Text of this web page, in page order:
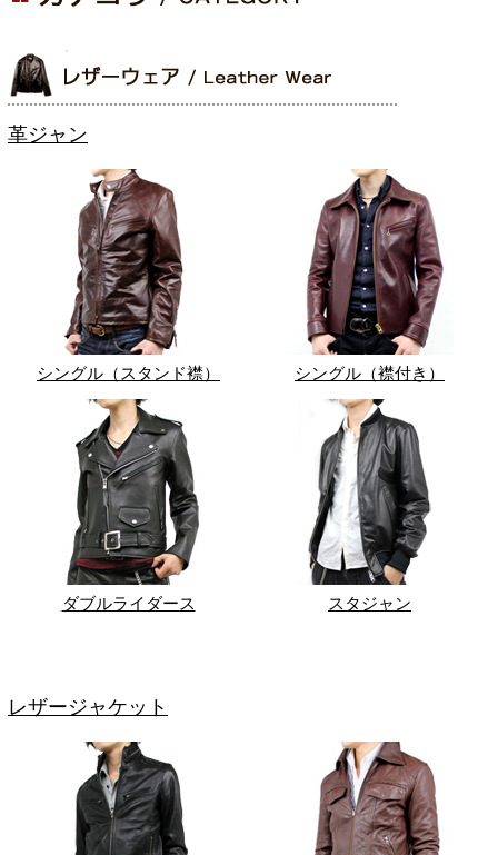
革ジャン
シングル（スタンド襟） シングル（襟付き）
ダブルライダース スタジャン
レザージャケット